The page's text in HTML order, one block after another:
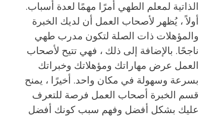
الذاتية لمعلم الطهي أمرًا مهمًا لعدة أسباب.
أولاً ، يُظهر لأصحاب العمل أن لديك الخبرة
والمؤهلات ذات الصلة لتكون مدرب طهي
ناجحًا. بالإضافة إلى ذلك ، فهي تتيح لأصحاب
العمل عرض مهاراتك ومؤهلاتك وخبراتك
بسرعة وسهولة في مكان واحد. أخيرًا ، يمنح
قسم الخبرة أصحاب العمل فرصة للتعرف
عليك بشكل أفضل وفهم سبب كونك أفضل